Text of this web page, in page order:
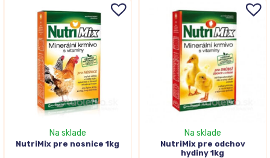
Na sklade
NutriMix pre nosnice 1kg
Na sklade
NutriMix pre odchov
hydiny 1kg